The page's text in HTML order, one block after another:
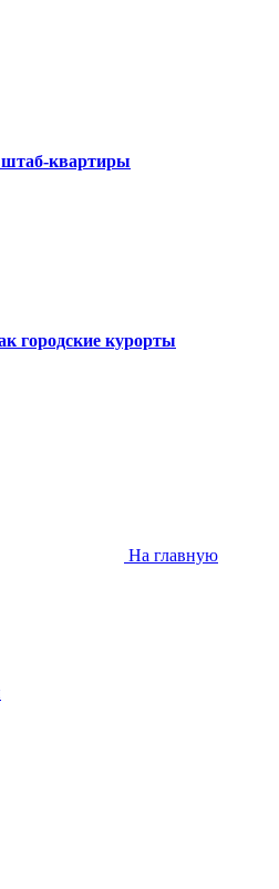
квартиры
городские курорты
На главную